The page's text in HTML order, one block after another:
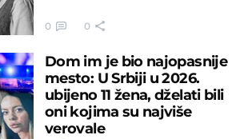
0 0
Dom im je bio najopasnije
mesto: U Srbiji u 2026.
ubijeno 11 žena, dželati bili
oni kojima su najviše
verovale